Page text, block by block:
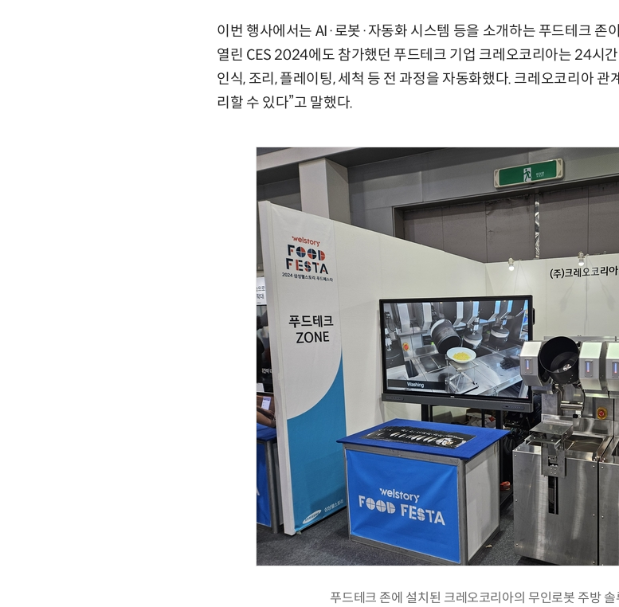
이번 행사에서는 AI·로봇·자동화 시스템 등을 소개하는 푸드테크 존
열린 CES 2024에도 참가했던 푸드테크 기업 크레오코리아는 24시
인식, 조리, 플레이팅, 세척 등 전 과정을 자동화했다. 크레오코리아
리할 수 있다”고 말했다.
푸드테크 존에 설치된 크레오코리아의 무인로봇 주방